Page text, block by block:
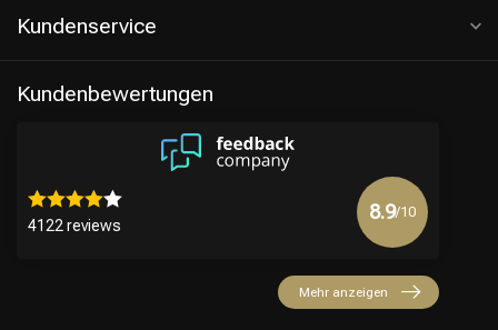
Kundenservice
Kundenbewertungen
4122 reviews
8.9/10
Mehr anzeigen